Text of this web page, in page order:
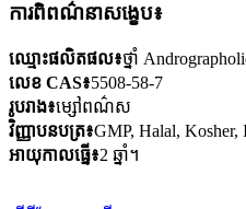
ការពិពណ៌នាសង្ខេប៖
ឈ្មោះផលិតផល៖ថ្នាំ
លេខ CAS៖5508-58-7
រូបរាង៖ម្សៅពណ៌ស
វិញ្ញាបនបត្រ៖GMP, Halal, Kosher,
អាយុកាលធ្នើ៖2 ឆ្នាំ។